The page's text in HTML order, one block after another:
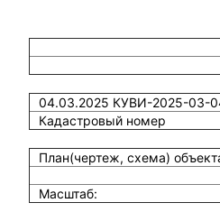
04.03.2025 КУВИ-2025-03-
Кадастровый номер
План(чертеж, схема)
Масштаб: